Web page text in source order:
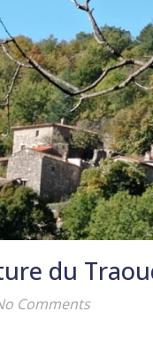
du
Comments